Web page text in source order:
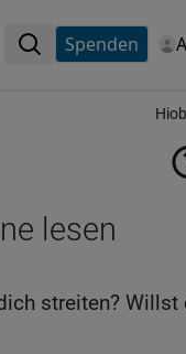
Spenden
lesen
streiten? Willst